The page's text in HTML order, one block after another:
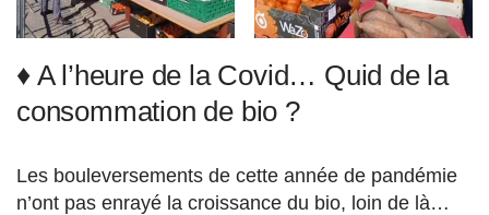
♦ A l’heure de la Covid… Quid de la
consommation de bio ?
Les bouleversements de cette année de pandémie
n’ont pas enrayé la croissance du bio, loin de là…